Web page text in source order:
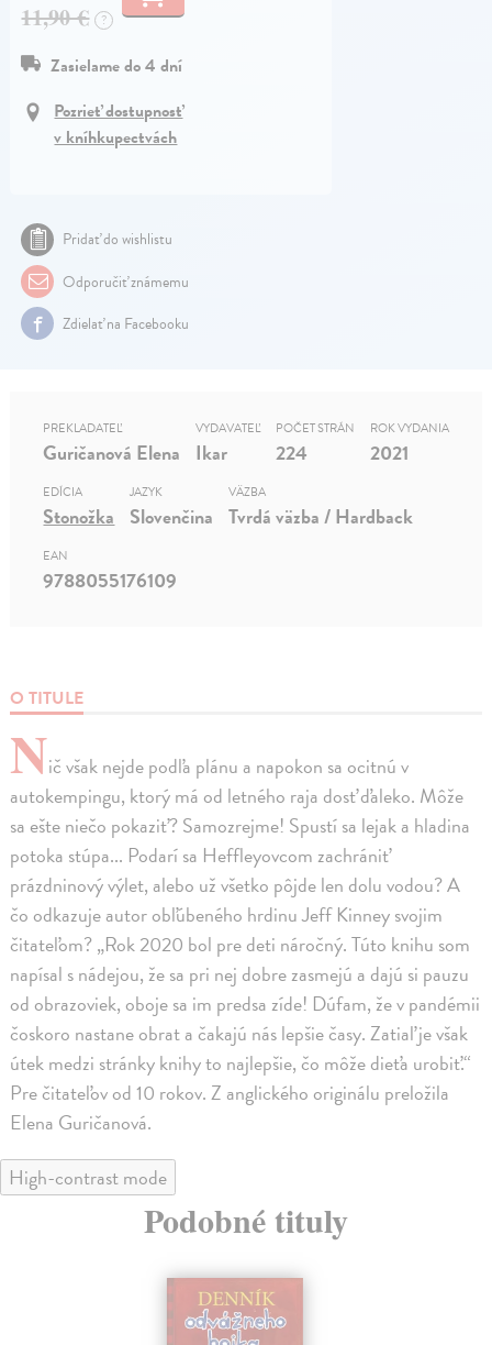
11,90 €
?
Zasielame do 4 dní
Pozrieť dostupnosť
v kníhkupectvách
Pridať do wishlistu
Odporučiť známemu
Zdielať na Facebooku
O TITULE
Nič však nejde podľa plánu a napokon sa ocitnú v
autokempingu, ktorý má od letného raja dosť ďaleko. Môže
sa ešte niečo pokaziť? Samozrejme! Spustí sa lejak a hladina
potoka stúpa... Podarí sa Heffleyovcom zachrániť
prázdninový výlet, alebo už všetko pôjde len dolu vodou? A
čo odkazuje autor obľúbeného hrdinu Jeff Kinney svojim
čitateľom? „Rok 2020 bol pre deti náročný. Túto knihu som
napísal s nádejou, že sa pri nej dobre zasmejú a dajú si pauzu
od obrazoviek, oboje sa im predsa zíde! Dúfam, že v pandémii
čoskoro nastane obrat a čakajú nás lepšie časy. Zatiaľ je však
útek medzi stránky knihy to najlepšie, čo môže dieťa urobiť.“
Pre čitateľov od 10 rokov. Z anglického originálu preložila
Elena Guričanová.
PREKLADATEĽ
Guričanová Elena
VYDAVATEĽ
Ikar
POČET STRÁN
224
ROK VYDANIA
2021
EDÍCIA
Stonožka
JAZYK
Slovenčina
VÄZBA
Tvrdá väzba / Hardback
EAN
9788055176109
High-contrast mode
Podobné tituly